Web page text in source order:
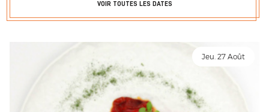
VOIR TOUTES LES DATES
Jeu. 27 Août